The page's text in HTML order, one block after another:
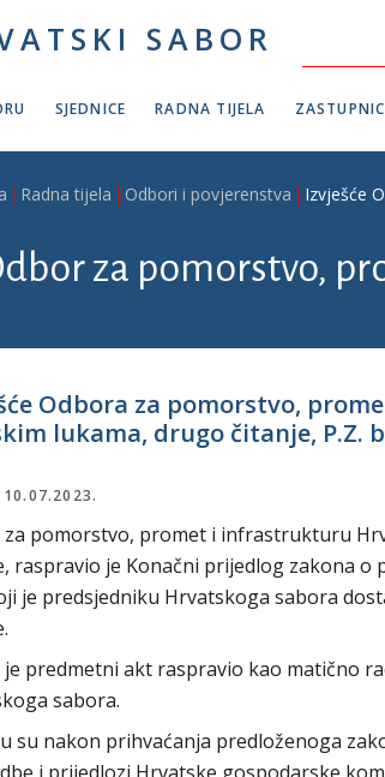
SABOR
SJEDNICE RADNA TIJELA
Radna tijela Odbori i povjerenstva Izvješće
za pomorstvo,
Odbora za pomorstvo,
lukama, drugo čitanje, P.Z.
10.07.2023.
pomorstvo, promet i infrastrukturu
raspravio je Konačni prijedlog zakona
je predsjedniku Hrvatskoga sabora
predmetni akt raspravio kao matično
sabora.
su nakon prihvaćanja predloženoga